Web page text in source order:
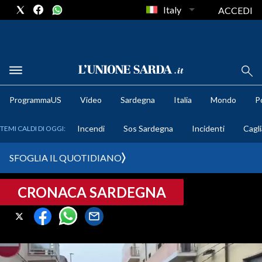
METEO
CRONACA SARDEGNA
CAGLIARI
SULCIS IGLESIENTE
Italy ACCEDI
ProgrammaUS Video Sardegna Italia Mondo
TEMI CALDI DI OGGI: Incendi Sos Sardegna Incidenti
SFOGLIA IL QUOTIDIANO
CRONACA SARDEGNA